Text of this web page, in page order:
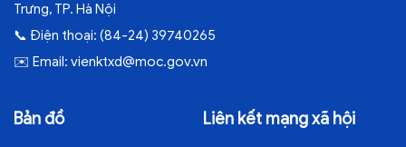
Trưng, TP. Hà Nội
📞 Điện thoại: (84-24) 39740265
✉️ Email: vienktxd@moc.gov.vn
Bản đồ Liên kết mạng xã hội